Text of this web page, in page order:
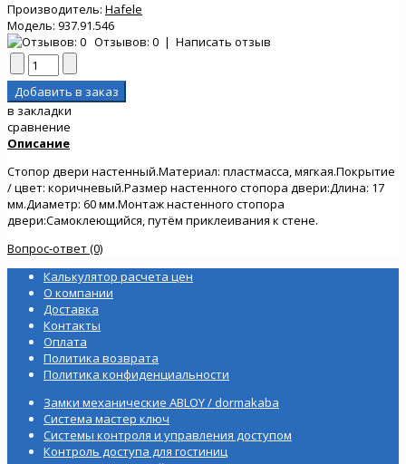
Производитель: Hafele
Модель: 937.91.546
Отзывов: 0 | Написать отзыв
в закладки
сравнение
Описание
Стопор двери настенный.Материал: пластмасса, мягкая.Покрытие
/ цвет: коричневый.Размер настенного стопора двери:Длина: 17
мм.Диаметр: 60 мм.Монтаж настенного стопора
двери:Самоклеющийся, путём приклеивания к стене.
Вопрос-ответ (0)
Калькулятор расчета цен
О компании
Доставка
Контакты
Оплата
Политика возврата
Политика конфиденциальности
Замки механические ABLOY / dormakaba
Система мастер ключ
Системы контроля и управления доступом
Контроль доступа для гостиниц